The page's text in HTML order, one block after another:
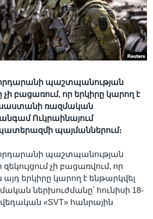
պաշտպանության
բացառում, որ երկիրը կարող է
ռազմական
Ուկրաինայում
պայմաններում։
պաշտպանության
չի բացառվում, որ
երկիրը կարող է ենթարկվել
ներխուժմանը՝ հունիսի 18-
«SVT» հանրային